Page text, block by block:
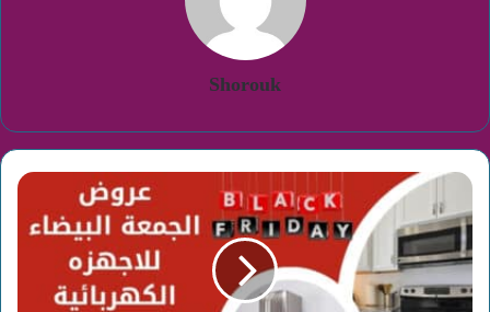
Shorouk
عروض
الجمعة
البيضاء
للاجهزه
الكهربائية